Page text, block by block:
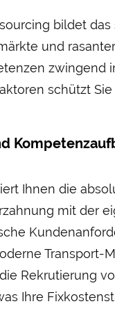
bildet
und
zwingend
schützt
Ihnen die
mit der
Transport-
Rekrutierung
Ihre